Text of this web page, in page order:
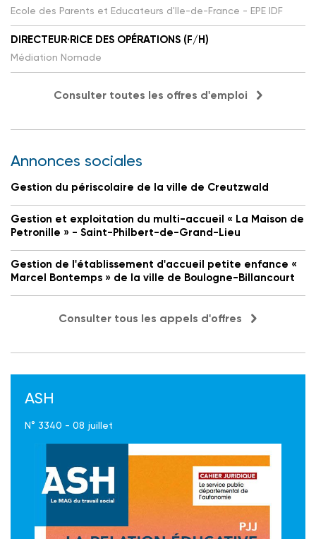
Ecole des Parents et Educateurs d'Ile-de-France - EPE IDF
DIRECTEUR·RICE DES OPÉRATIONS (F/H)
Médiation Nomade
Consulter toutes les offres d'emploi
Annonces sociales
Gestion du périscolaire de la ville de Creutzwald
Gestion et exploitation du multi-accueil « La Maison de
Petronille » - Saint-Philbert-de-Grand-Lieu
Gestion de l'établissement d'accueil petite enfance «
Marcel Bontemps » de la ville de Boulogne-Billancourt
Consulter tous les appels d'offres
ASH
N° 3340 - 08 juillet